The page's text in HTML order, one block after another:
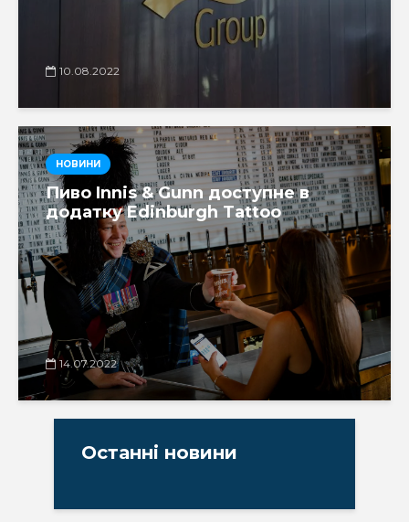
10.08.2022
НОВИНИ
Пиво Innis & Gunn доступне в
додатку Edinburgh Tattoo
14.07.2022
Останні новини